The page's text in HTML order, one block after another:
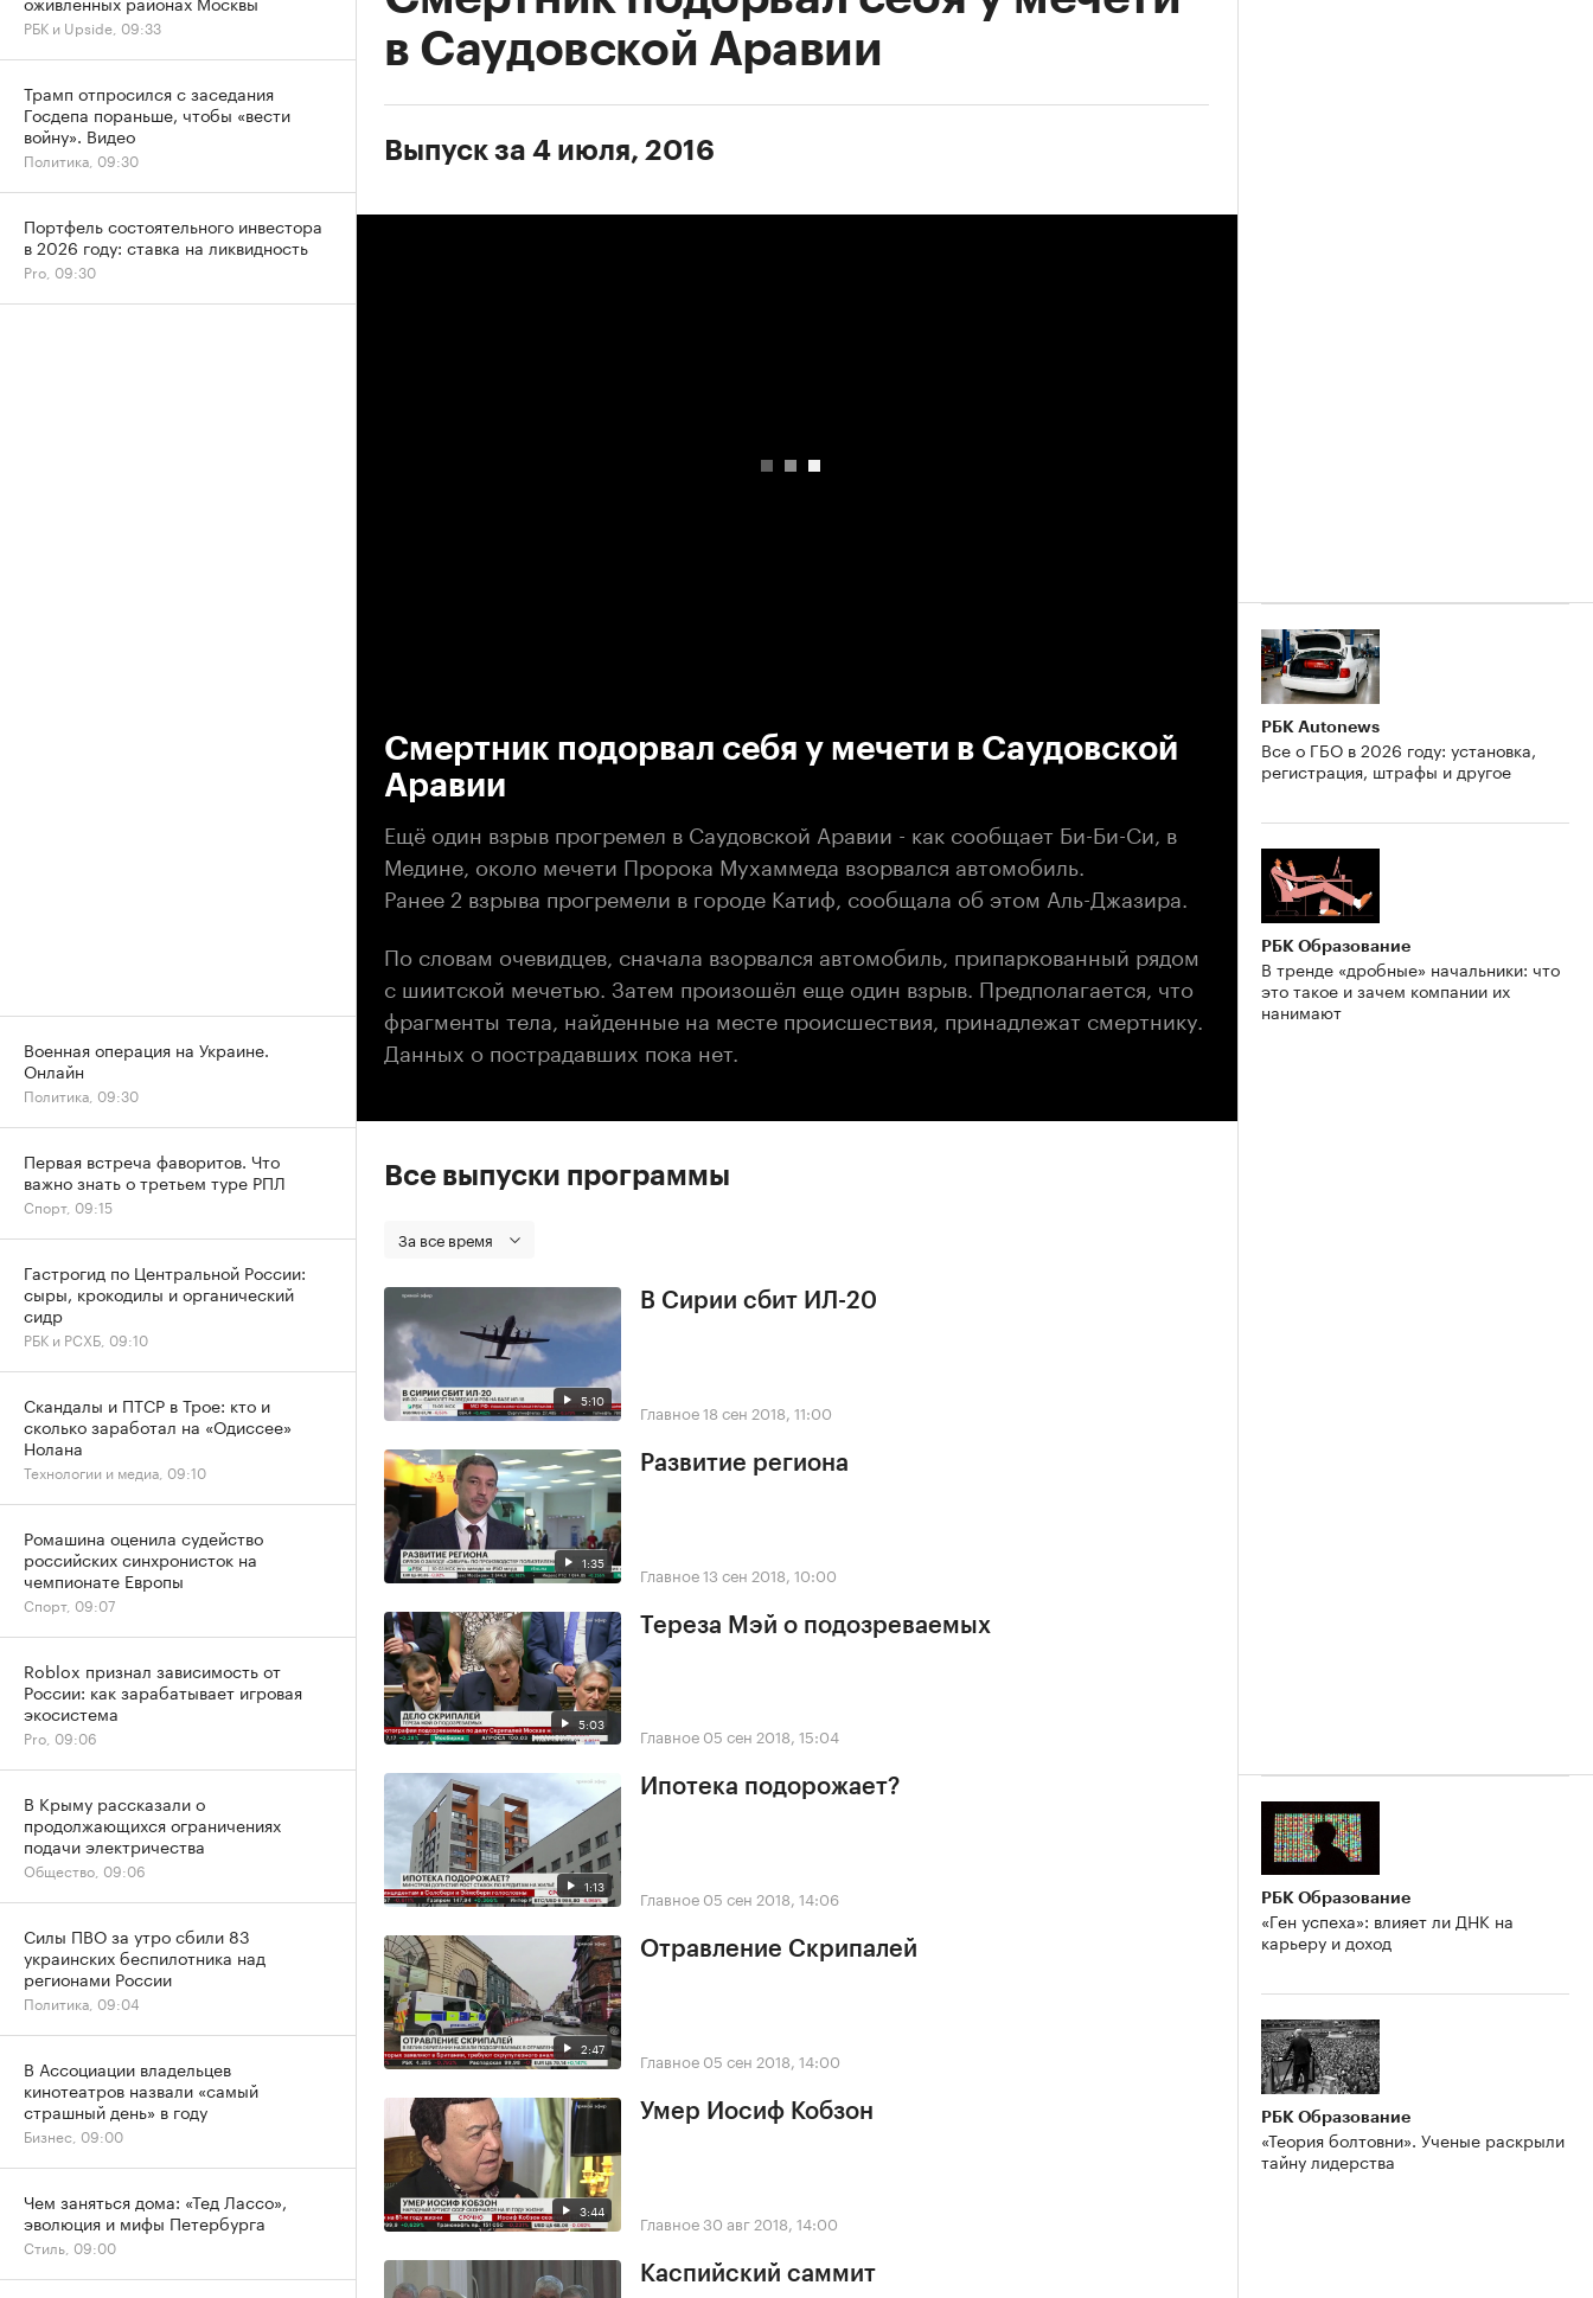
в Саудовской Аравии
Выпуск за 4 июля, 2016
Смертник подорвал себя у мечети в Саудовской
Аравии
Ещё один взрыв прогремел в Саудовской Аравии - как сообщает Би-Би-Си, в
Медине, около мечети Пророка Мухаммеда взорвался автомобиль.
Ранее 2 взрыва прогремели в городе Катиф, сообщала об этом Аль-Джазира.
По словам очевидцев, сначала взорвался автомобиль, припаркованный рядом
с шиитской мечетью. Затем произошёл еще один взрыв. Предполагается, что
фрагменты тела, найденные на месте происшествия, принадлежат смертнику.
Данных о пострадавших пока нет.
Все выпуски программы
За все время
5:10
В Сирии сбит ИЛ-20
Главное18 сен 2018, 11:00
1:35
Развитие региона
Главное13 сен 2018, 10:00
5:03
Тереза Мэй о подозреваемых
Главное 05 сен 2018, 15:04
1:13
Ипотека подорожает?
Главное 05 сен 2018, 14:06
2:47
Отравление Скрипалей
Главное 05 сен 2018, 14:00
3:44
Умер Иосиф Кобзон
Главное30 авг 2018, 14:00
Каспийский саммит
РБК Autonews
Все о ГБО в 2026 году: установка,
регистрация, штрафы и другое
РБК Образование
В тренде «дробные» начальники: что
это такое и зачем компании их
нанимают
РБК Образование
«Ген успеха»: влияет ли ДНК на
карьеру и доход
РБК Образование
«Теория болтовни». Ученые раскрыли
тайну лидерства
РБК и Upside, 09:33
Трамп отпросился с заседания
Госдепа пораньше, чтобы «вести
войну». Видео
Политика, 09:30
Портфель состоятельного инвестора
в 2026 году: ставка на ликвидность
Pro, 09:30
Военная операция на Украине.
Онлайн
Политика, 09:30
Первая встреча фаворитов. Что
важно знать о третьем туре РПЛ
Спорт, 09:15
Гастрогид по Центральной России:
сыры, крокодилы и органический
сидр
РБК и РСХБ, 09:10
Скандалы и ПТСР в Трое: кто и
сколько заработал на «Одиссее»
Нолана
Технологии и медиа, 09:10
Ромашина оценила судейство
российских синхронисток на
чемпионате Европы
Спорт, 09:07
Roblox признал зависимость от
России: как зарабатывает игровая
экосистема
Pro, 09:06
В Крыму рассказали о
продолжающихся ограничениях
подачи электричества
Общество, 09:06
Силы ПВО за утро сбили 83
украинских беспилотника над
регионами России
Политика, 09:04
В Ассоциации владельцев
кинотеатров назвали «самый
страшный день» в году
Бизнес, 09:00
Чем заняться дома: «Тед Лассо»,
эволюция и мифы Петербурга
Стиль, 09:00